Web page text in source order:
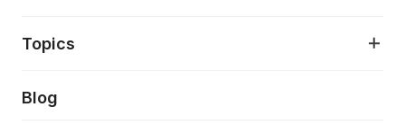
モダナイゼーション
About
Topics
Press release
Blog